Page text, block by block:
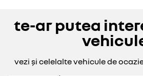
te-ar putea
vezi și celelalte vehicule de